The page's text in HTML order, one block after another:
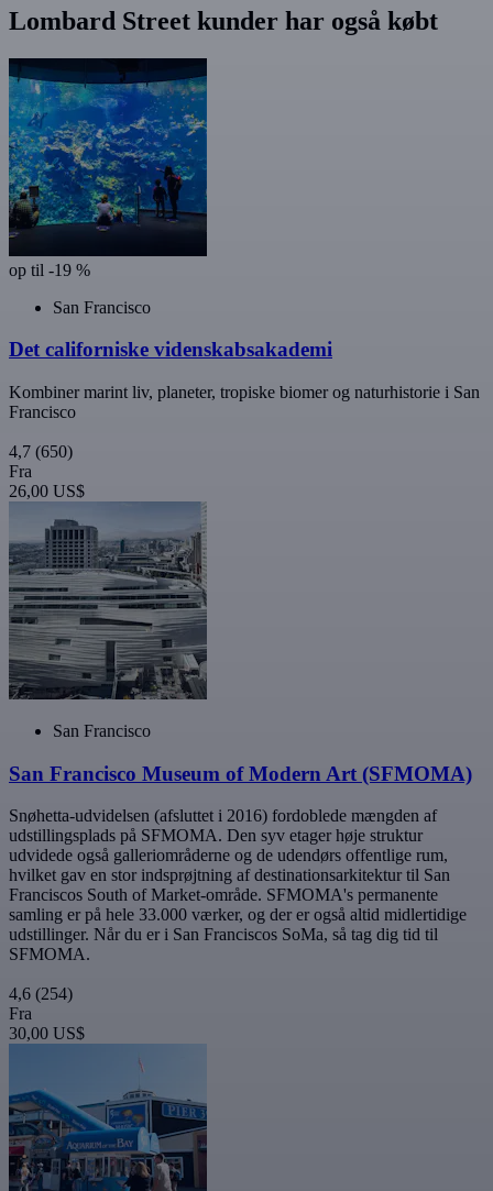
Lombard Street kunder har også købt
op til -19 %
San Francisco
Det californiske videnskabsakademi
Kombiner marint liv, planeter, tropiske biomer og naturhistorie i San
Francisco
4,7 (650)
Fra
26,00 US$
San Francisco
San Francisco Museum of Modern Art (SFMOMA)
Snøhetta-udvidelsen (afsluttet i 2016) fordoblede mængden af
udstillingsplads på SFMOMA. Den syv etager høje struktur
udvidede også galleriområderne og de udendørs offentlige rum,
hvilket gav en stor indsprøjtning af destinationsarkitektur til San
Franciscos South of Market-område. SFMOMA's permanente
samling er på hele 33.000 værker, og der er også altid midlertidige
udstillinger. Når du er i San Franciscos SoMa, så tag dig tid til
SFMOMA.
4,6 (254)
Fra
30,00 US$